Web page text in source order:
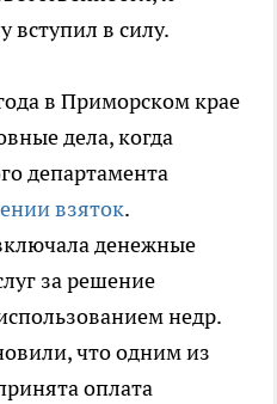
вступил в силу.
в Приморском крае
дела, когда
департамента
взяток.
денежные
за решение
недр.
что одним из
оплата